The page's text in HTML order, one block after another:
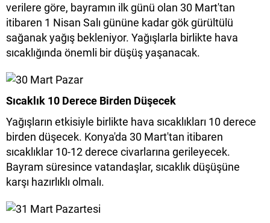
verilere göre, bayramın ilk günü olan 30 Mart'tan
itibaren 1 Nisan Salı gününe kadar gök gürültülü
sağanak yağış bekleniyor. Yağışlarla birlikte hava
sıcaklığında önemli bir düşüş yaşanacak.
Sıcaklık 10 Derece Birden Düşecek
Yağışların etkisiyle birlikte hava sıcaklıkları 10 derece
birden düşecek. Konya'da 30 Mart'tan itibaren
sıcaklıklar 10-12 derece civarlarına gerileyecek.
Bayram süresince vatandaşlar, sıcaklık düşüşüne
karşı hazırlıklı olmalı.